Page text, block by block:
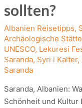
sollten?
Albanien Reisetipps,
Archäologische
UNESCO, Lekuresi
Saranda, Syri i Kalter,
Saranda
Saranda, Albanien:
Schönheit und Kultur